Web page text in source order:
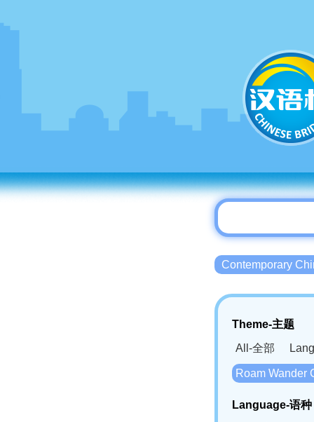
Contemporary
Theme-主题
All-全部
Roam Wander
Language-语种